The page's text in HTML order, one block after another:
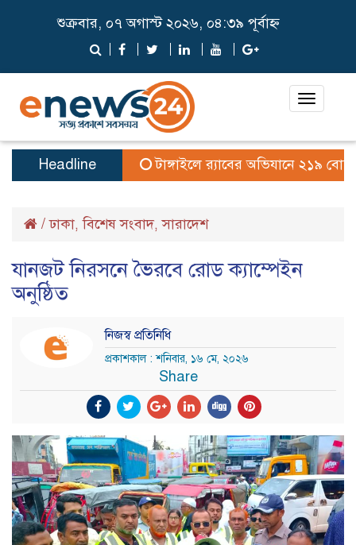
শুক্রবার, ০৭ অগাস্ট ২০২৬, ০৪:৩৯ পূর্বাহ্ন
Toggle
Headline টাঙ্গাইলে র‍্যাবের অভিযানে ২১৯ বোতল
/ঢাকা,বিশেষ সংবাদ,সারাদেশ
যানজট নিরসনে ভৈরবে রোড ক্যাম্পেইন
অনুষ্ঠিত
নিজস্ব প্রতিনিধি
প্রকাশকাল : শনিবার, ১৬ মে, ২০২৬
Share